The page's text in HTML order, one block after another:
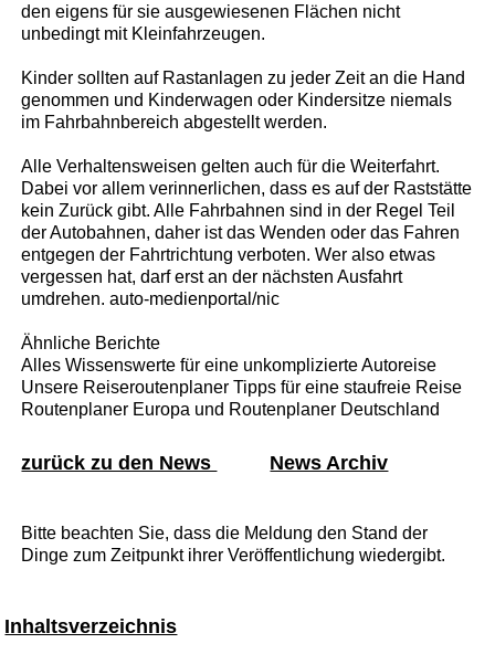
den eigens für sie ausgewiesenen Flächen nicht
unbedingt mit Kleinfahrzeugen.
Kinder sollten auf Rastanlagen zu jeder Zeit an die Hand
genommen und Kinderwagen oder Kindersitze niemals
im Fahrbahnbereich abgestellt werden.
Alle Verhaltensweisen gelten auch für die Weiterfahrt.
Dabei vor allem verinnerlichen, dass es auf der Raststätte
kein Zurück gibt. Alle Fahrbahnen sind in der Regel Teil
der Autobahnen, daher ist das Wenden oder das Fahren
entgegen der Fahrtrichtung verboten. Wer also etwas
vergessen hat, darf erst an der nächsten Ausfahrt
umdrehen. auto-medienportal/nic
Ähnliche Berichte
Alles Wissenswerte für eine unkomplizierte Autoreise
Unsere Reiseroutenplaner Tipps für eine staufreie Reise
Routenplaner Europa und Routenplaner Deutschland
zurück zu den News News Archiv
Bitte beachten Sie, dass die Meldung den Stand der
Dinge zum Zeitpunkt ihrer Veröffentlichung wiedergibt.
Inhaltsverzeichnis